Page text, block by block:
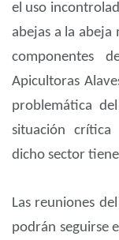
el uso
abejas a la abeja
componentes
Apicultoras
problemática
situación crítica
dicho sector
Las reuniones
podrán seguirse